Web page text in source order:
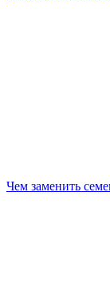
Чем заменить